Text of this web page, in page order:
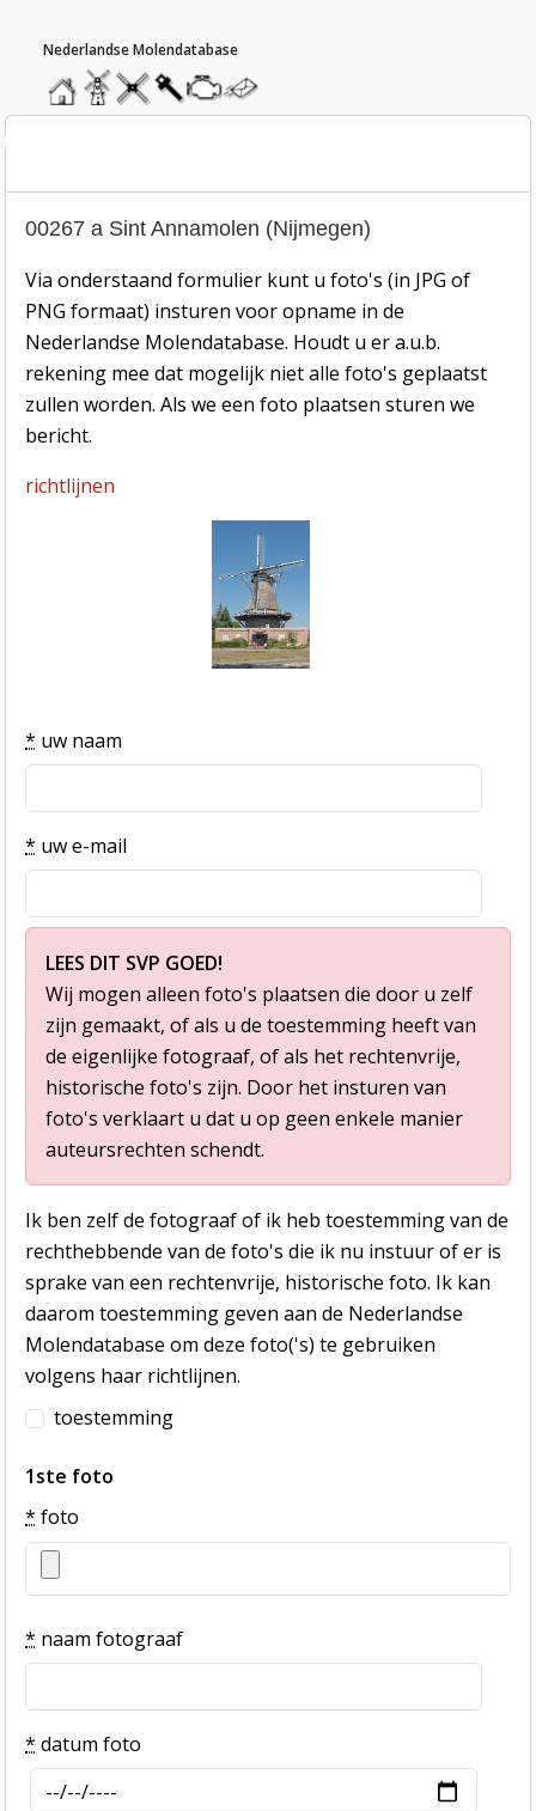
homemolendatabase
roedendatabase
assendatabase
motorendatabase
stuur
een
inzend-formulier
00267 a Sint Annamolen (Nijmegen)
Via onderstaand formulier kunt u foto's (in JPG of
PNG formaat) insturen voor opname in de
Nederlandse Molendatabase. Houdt u er a.u.b.
rekening mee dat mogelijk niet alle foto's geplaatst
zullen worden. Als we een foto plaatsen sturen we
bericht.
richtlijnen
* uw naam
* uw e-mail
LEES DIT SVP GOED!
Wij mogen alleen foto's plaatsen die door u zelf
zijn gemaakt, of als u de toestemming heeft van
de eigenlijke fotograaf, of als het rechtenvrije,
historische foto's zijn. Door het insturen van
foto's verklaart u dat u op geen enkele manier
auteursrechten schendt.
Ik ben zelf de fotograaf of ik heb toestemming van de
rechthebbende van de foto's die ik nu instuur of er is
sprake van een rechtenvrije, historische foto. Ik kan
daarom toestemming geven aan de Nederlandse
Molendatabase om deze foto('s) te gebruiken
volgens haar richtlijnen.
toestemming
1ste foto
* foto
* naam fotograaf
* datum foto